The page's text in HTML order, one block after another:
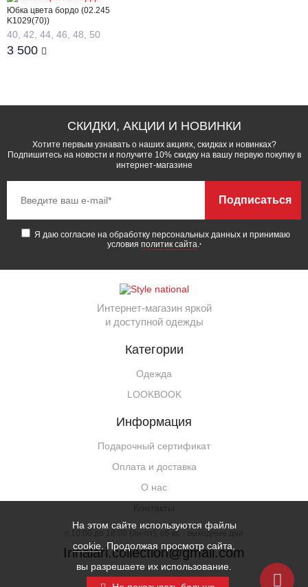
Юбка цвета бордо (02.245
K1029(70))
40, 42, 44, 46, 48, 50
3 500
СКИДКИ, АКЦИИ И НОВИНКИ
Хотите первым узнавать о наших акциях, скидках и новинках?
Подпишитесь на новости и получите 10% скидку на вашу первую покупку в
интернет-магазине
Я даю согласие на обработку персональных данных и принимаю
условия политик сайта.*
Подписаться
Интернет-магазин яркой
и доступной одежды
Категории
Одежда
LOOKBOOK
Информация
Подарочный сертификат
Оплата и доставка
О нас
c 10:00 до 18:00 (пн-пт), сб-вс - выходные дни
Irinalari.collection@gmail.com
© 2026 Все права защищены.
На этом сайте используются файлы
cookie . Продолжая просмотр сайта,
вы разрешаете их использование.